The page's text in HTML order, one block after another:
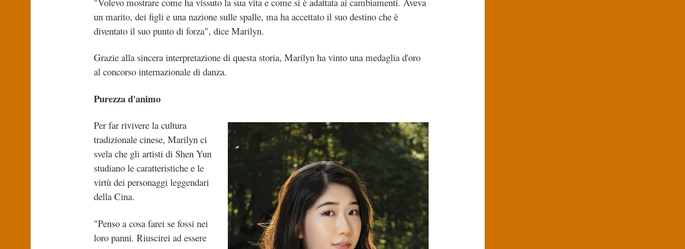
un marito, dei figli e una nazione sulle spalle, ma ha accettato il suo destino che è
diventato il suo punto di forza", dice Marilyn.
Grazie alla sincera interpretazione di questa storia, Marilyn ha vinto una medaglia d'oro
al concorso internazionale di danza.
Purezza d'animo
Per far rivivere la cultura
tradizionale cinese, Marilyn ci
svela che gli artisti di Shen Yun
studiano le caratteristiche e le
virtù dei personaggi leggendari
della Cina.
"Penso a cosa farei se fossi nei
loro panni. Riuscirei ad essere